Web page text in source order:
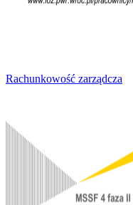
Rachunkowość zarządcza